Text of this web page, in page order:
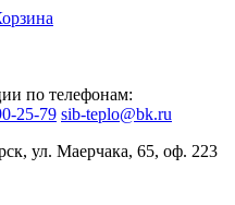
по телефонам:
25-79 sib-teplo@bk.ru
ул. Маерчака, 65, оф. 223